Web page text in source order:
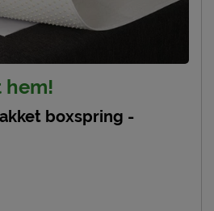
2 jaar garantie volgens
Postbus 716, 5400 AS,
hem!
boxspring -